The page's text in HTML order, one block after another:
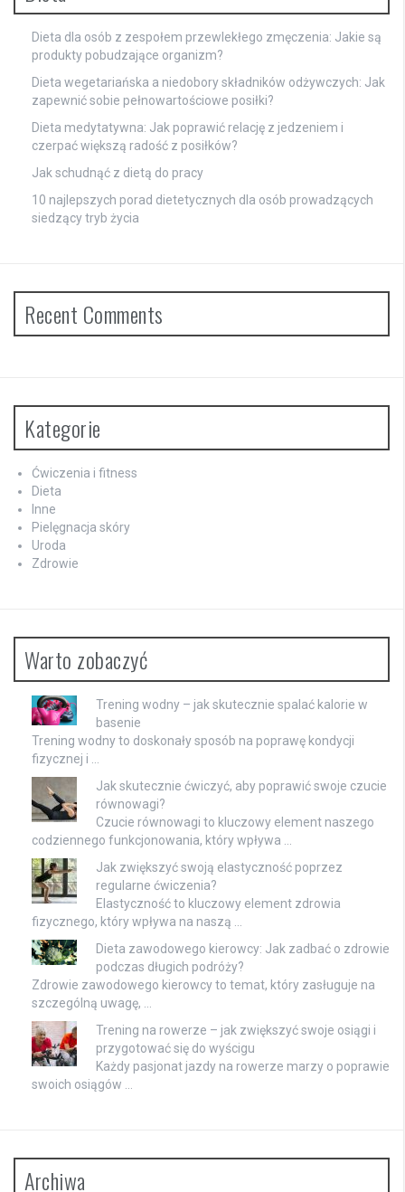
Dieta dla osób z zespołem przewlekłego zmęczenia: Jakie są
produkty pobudzające organizm?
Dieta wegetariańska a niedobory składników odżywczych: Jak
zapewnić sobie pełnowartościowe posiłki?
Dieta medytatywna: Jak poprawić relację z jedzeniem i
czerpać większą radość z posiłków?
Jak schudnąć z dietą do pracy
10 najlepszych porad dietetycznych dla osób prowadzących
siedzący tryb życia
Recent Comments
Kategorie
Ćwiczenia i fitness
Dieta
Inne
Pielęgnacja skóry
Uroda
Zdrowie
Warto zobaczyć
Trening wodny – jak skutecznie spalać kalorie w
basenie
Trening wodny to doskonały sposób na poprawę kondycji
fizycznej i …
Jak skutecznie ćwiczyć, aby poprawić swoje czucie
równowagi?
Czucie równowagi to kluczowy element naszego
codziennego funkcjonowania, który wpływa …
Jak zwiększyć swoją elastyczność poprzez
regularne ćwiczenia?
Elastyczność to kluczowy element zdrowia
fizycznego, który wpływa na naszą …
Dieta zawodowego kierowcy: Jak zadbać o zdrowie
podczas długich podróży?
Zdrowie zawodowego kierowcy to temat, który zasługuje na
szczególną uwagę, …
Trening na rowerze – jak zwiększyć swoje osiągi i
przygotować się do wyścigu
Każdy pasjonat jazdy na rowerze marzy o poprawie
swoich osiągów …
Archiwa